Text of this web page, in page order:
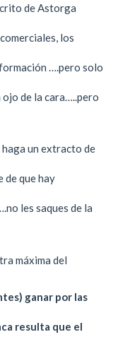
de Astorga
los
….pero solo
de la cara…..pero
un extracto de
de que hay
les saques de la
máxima del
ganar por las
resulta que el